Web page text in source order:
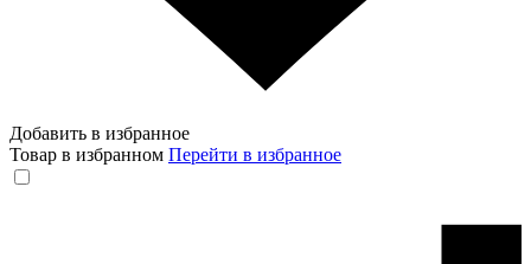
Добавить в избранное
Товар в избранном Перейти в избранное